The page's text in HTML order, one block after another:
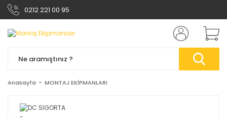
0212 221 00 95
Anasayfa MONTAJ EKİPMANLARI